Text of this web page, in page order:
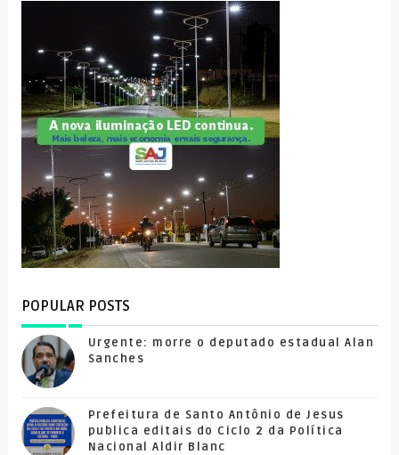
POPULAR POSTS
Urgente: morre o deputado estadual Alan
Sanches
Prefeitura de Santo Antônio de Jesus
publica editais do Ciclo 2 da Política
Nacional Aldir Blanc